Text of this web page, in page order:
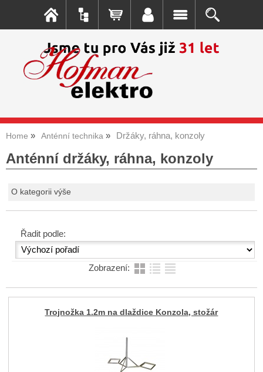
Home Anténní technika Držáky, ráhna, konzoly
Anténní držáky, ráhna, konzoly
O kategorii výše
Řadit podle:
Zobrazení:
Trojnožka 1.2m na dlaždice Konzola, stožár